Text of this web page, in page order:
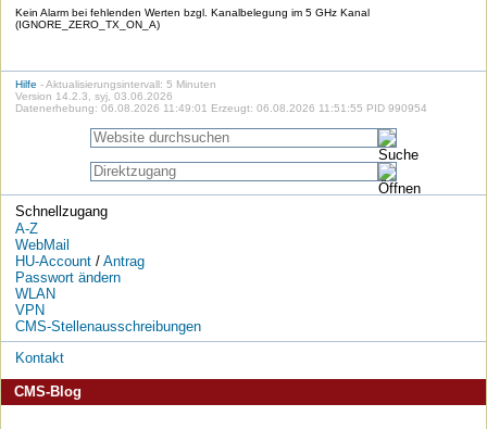
Kein Alarm bei fehlenden Werten bzgl. Kanalbelegung im 5 GHz Kanal
(IGNORE_ZERO_TX_ON_A)
Hilfe - Aktualisierungsintervall: 5 Minuten
Version 14.2.3, syj, 03.06.2026
Datenerhebung: 06.08.2026 11:49:01 Erzeugt: 06.08.2026 11:51:55 PID 990954
Schnellzugang
A-Z
WebMail
HU-Account/ Antrag
Passwort ändern
WLAN
VPN
CMS-Stellenausschreibungen
Kontakt
CMS-Blog